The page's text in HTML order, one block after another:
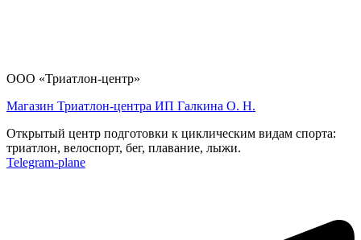
ООО «Триатлон-центр»
Магазин Триатлон-центра ИП Галкина О. Н.
Открытый центр подготовки к циклическим видам спорта:
триатлон, велоспорт, бег, плавание, лыжи.
Telegram-plane